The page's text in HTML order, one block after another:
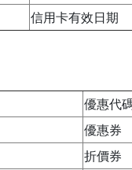
信用卡有效日期
優惠代
優惠券
折價券